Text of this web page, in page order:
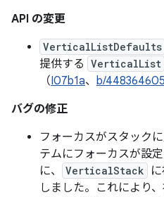
API の変更
VerticalListDefaults
提供する VerticalList
（I07b1a、 b/448364605
バグの修正
フォーカスがスタック
テムにフォーカスが設
に、
VerticalStack
しました。これにより